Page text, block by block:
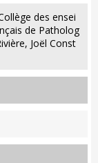
des ensei
de Patholog
Joël Const